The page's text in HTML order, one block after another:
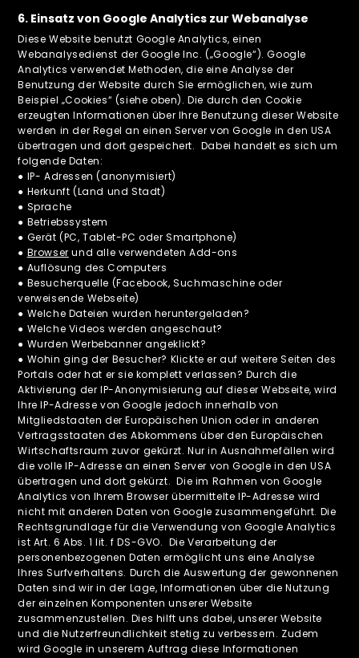
6. Einsatz von Google Analytics zur Webanalyse
Diese Website benutzt Google Analytics, einen
Webanalysedienst der Google Inc. („Google“). Google
Analytics verwendet Methoden, die eine Analyse der
Benutzung der Website durch Sie ermöglichen, wie zum
Beispiel „Cookies“ (siehe oben). Die durch den Cookie
erzeugten Informationen über Ihre Benutzung dieser Website
werden in der Regel an einen Server von Google in den USA
übertragen und dort gespeichert. Dabei handelt es sich um
folgende Daten:
● IP- Adressen (anonymisiert)
● Herkunft (Land und Stadt)
● Sprache
● Betriebssystem
● Gerät (PC, Tablet-PC oder Smartphone)
● Browser und alle verwendeten Add-ons
● Auflösung des Computers
● Besucherquelle (Facebook, Suchmaschine oder
verweisende Webseite)
● Welche Dateien wurden heruntergeladen?
● Welche Videos werden angeschaut?
● Wurden Werbebanner angeklickt?
● Wohin ging der Besucher? Klickte er auf weitere Seiten des
Portals oder hat er sie komplett verlassen? Durch die
Aktivierung der IP-Anonymisierung auf dieser Webseite, wird
Ihre IP-Adresse von Google jedoch innerhalb von
Mitgliedstaaten der Europäischen Union oder in anderen
Vertragsstaaten des Abkommens über den Europäischen
Wirtschaftsraum zuvor gekürzt. Nur in Ausnahmefällen wird
die volle IP-Adresse an einen Server von Google in den USA
übertragen und dort gekürzt. Die im Rahmen von Google
Analytics von Ihrem Browser übermittelte IP-Adresse wird
nicht mit anderen Daten von Google zusammengeführt. Die
Rechtsgrundlage für die Verwendung von Google Analytics
ist Art. 6 Abs. 1 lit. f DS-GVO. Die Verarbeitung der
personenbezogenen Daten ermöglicht uns eine Analyse
Ihres Surfverhaltens. Durch die Auswertung der gewonnenen
Daten sind wir in der Lage, Informationen über die Nutzung
der einzelnen Komponenten unserer Website
zusammenzustellen. Dies hilft uns dabei, unserer Website
und die Nutzerfreundlichkeit stetig zu verbessern. Zudem
wird Google in unserem Auftrag diese Informationen